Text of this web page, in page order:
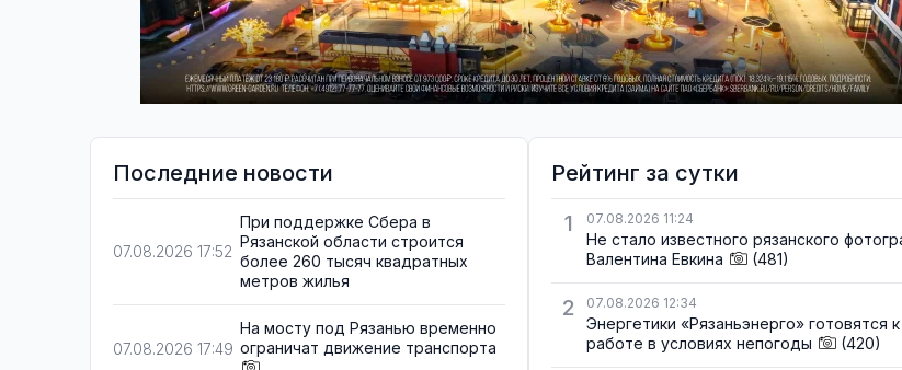
Последние новости
07.08.2026 17:52
При поддержке Сбера в
Рязанской области строится
более 260 тысяч квадратных
метров жилья
07.08.2026 17:49
На мосту под Рязанью временно
ограничат движение транспорта
Рейтинг за сутки
1
07.08.2026 11:24
Не стало известного рязанского
Валентина Евкина
(481)
2 07.08.2026 12:34
Энергетики «Рязаньэнерго» готовятся к
работе в условиях непогоды
(420)